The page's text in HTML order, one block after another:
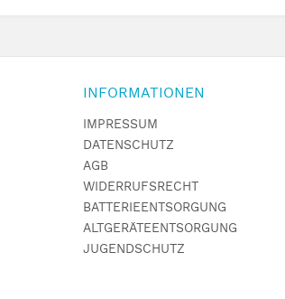
INFORMATIONEN
IMPRESSUM
DATENSCHUTZ
AGB
WIDERRUFSRECHT
BATTERIEENTSORGUNG
ALTGERÄTEENTSORGUNG
JUGENDSCHUTZ